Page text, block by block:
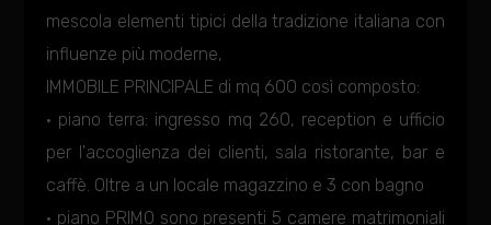
mescola elementi tipici della tradizione italiana con
influenze più moderne,
IMMOBILE PRINCIPALE di mq 600 così composto:
· piano terra: ingresso mq 260, reception e ufficio
per l'accoglienza dei clienti, sala ristorante, bar e
caffè. Oltre a un locale magazzino e 3 con bagno
· piano PRIMO sono presenti 5 camere matrimoniali